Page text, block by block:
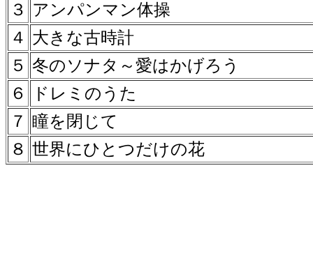
３ アンパンマン体操
４ 大きな古時計
５ 冬のソナタ～愛はかげろう
６
ドレミのうた
７ 瞳を閉じて
８ 世界にひとつだけの花